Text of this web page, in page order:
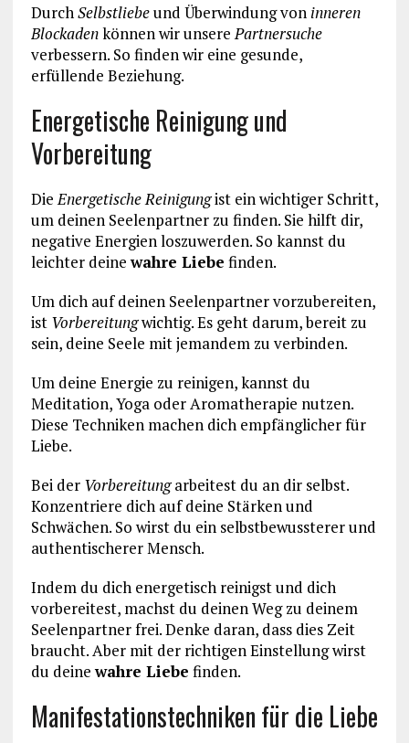
DurchSelbstliebeund Überwindung von inneren
Blockadenkönnen wir unserePartnersuche
verbessern. So finden wir eine gesunde,
erfüllende Beziehung.
Energetische Reinigung und
Vorbereitung
DieEnergetische Reinigungist ein wichtiger Schritt,
um deinen Seelenpartner zu finden. Sie hilft dir,
negative Energien loszuwerden. So kannst du
leichter deinewahre Liebe finden.
Um dich auf deinen Seelenpartner vorzubereiten,
ist Vorbereitungwichtig. Es geht darum, bereit zu
sein, deine Seele mit jemandem zu verbinden.
Um deine Energie zu reinigen, kannst du
Meditation, Yoga oder Aromatherapie nutzen.
Diese Techniken machen dich empfänglicher für
Liebe.
Bei der Vorbereitungarbeitest du an dir selbst.
Konzentriere dich auf deine Stärken und
Schwächen. So wirst du ein selbstbewussterer und
authentischerer Mensch.
Indem du dich energetisch reinigst und dich
vorbereitest, machst du deinen Weg zu deinem
Seelenpartner frei. Denke daran, dass dies Zeit
braucht. Aber mit der richtigen Einstellung wirst
du deinewahre Liebe finden.
Manifestationstechniken für die Liebe